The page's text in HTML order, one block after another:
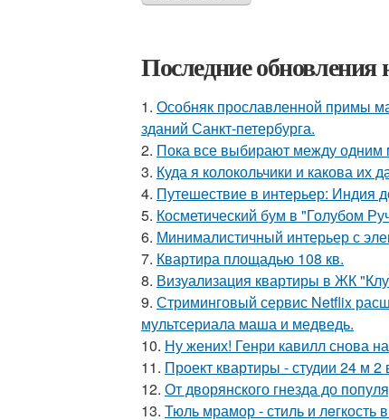
Последние обновления
1. Особняк прославленной примы
зданий Санкт-петербурга.
2. Пока все выбирают между
3. Куда я колокольчики и какова их
4. Путешествие в интерьер: Индия
5. Косметический бум в "Голубом
6. Минималистичный интерьер с
7. Квартира площадью 108 кв.
8. Визуализация квартиры в ЖК
9. Стриминговый сервис Netflix
мультсериала маша и медведь.
10. Ну жених! Генри кавилл снова
11. Проект квартиры - студии 24 м
12. От дворянского гнезда до
13. Тюль мрамор - стиль и лeгкость